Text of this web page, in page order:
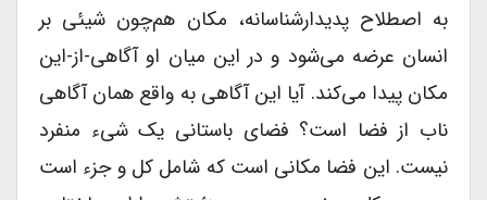
به اصطلاح پدیدارشناسانه، مکان هم‌چون شیئی بر
انسان عرضه می‌شود و در این میان او آگاهی-از-این
مکان پیدا می‌کند. آیا این آگاهی به واقع همان آگاهی
ناب از فضا است؟ فضای باستانی یک شیء منفرد
نیست. این فضا مکانی است که شامل کل و جزء است